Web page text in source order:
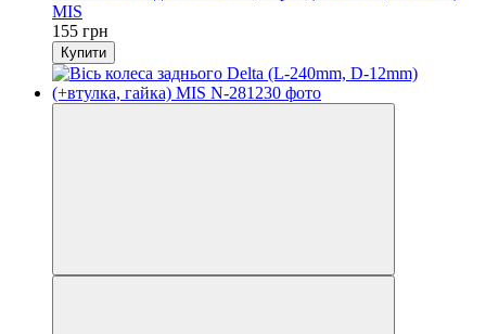
MIS
155 грн
Купити